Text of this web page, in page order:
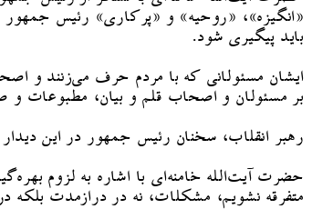
«انگیزه»، «روحیه» و «پرکاری» رئیس جمهور
باید پیگیری شود.
ایشان مسئولانی که با مردم حرف می‌زنند و
بر مسئولان و اصحاب قلم و بیان، مطبوعات و
رهبر انقلاب، سخنان رئیس جمهور در این
حضرت آیت‌الله خامنه‌ای با اشاره به لزوم
متفرقه نشویم، مشکلات، نه در درازمدت